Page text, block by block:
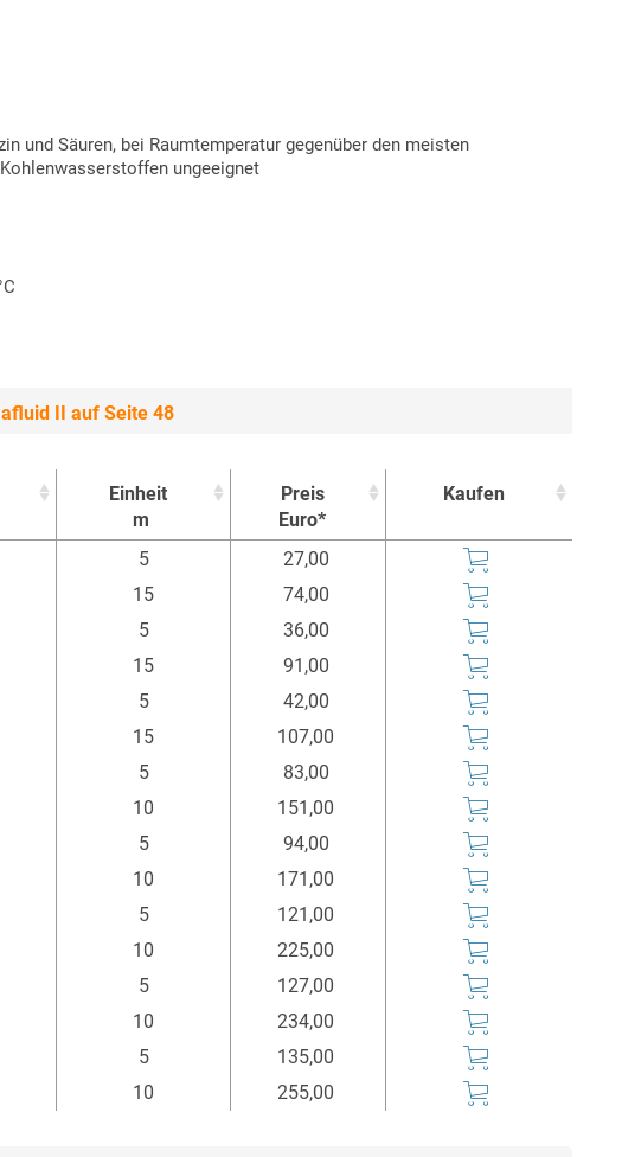
und Säuren, bei Raumtemperatur gegenüber den meisten
ungeeignet
II auf Seite 48
Einheit
m
Preis
Euro*
Kaufen
Einheit
Preis
Kaufen
5
27,00
15
74,00
5
36,00
15
91,00
5
42,00
15
107,00
5
83,00
10
151,00
5
94,00
10
171,00
5
121,00
10
225,00
5
127,00
10
234,00
5
135,00
10 255,00